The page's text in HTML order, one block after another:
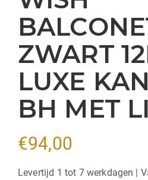
ZWART
LUXE
BH MET
€94,00
Levertijd 1 tot 7 werkdagen |